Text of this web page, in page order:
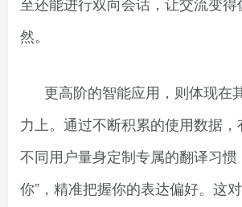
然。
更高阶的智能应用，则体现在
力上。通过不断积累的使用数据
不同用户量身定制专属的翻译习惯
你”，精准把握你的表达偏好。这